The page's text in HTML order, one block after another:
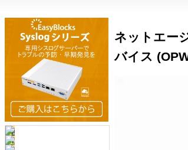
ネットエー
バイス